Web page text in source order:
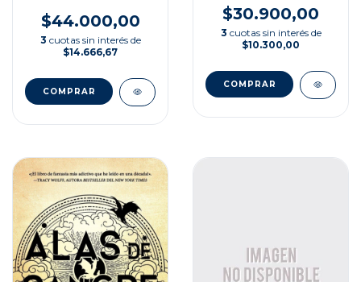
$44.000,00
3 cuotas sin interés de
$14.666,67
$30.900,00
3 cuotas sin interés de
$10.300,00